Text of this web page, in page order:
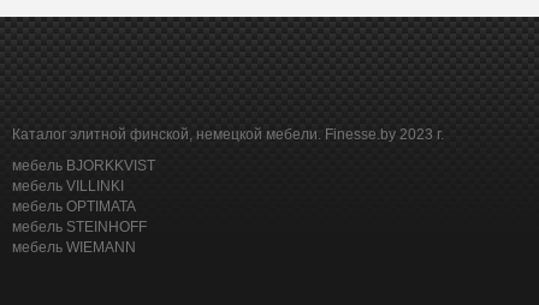
Каталог элитной финской, немецкой мебели. Finesse.by 2023 г.
мебель BJORKKVIST
мебель VILLINKI
мебель OPTIMATA
мебель STEINHOFF
мебель WIEMANN